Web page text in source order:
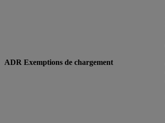
ADR Exemptions de chargement